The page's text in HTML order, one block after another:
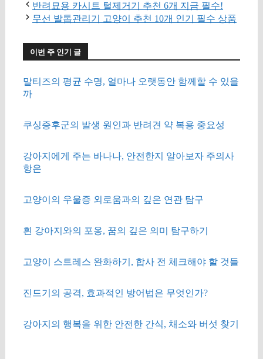
반려묘용 카시트 털제거기 추천 6개 지금 필수!
무선 발톱관리기 고양이 추천 10개 인기 필수 상품
이번 주 인기 글
말티즈의 평균 수명, 얼마나 오랫동안 함께할 수 있을
까
쿠싱증후군의 발생 원인과 반려견 약 복용 중요성
강아지에게 주는 바나나, 안전한지 알아보자 주의사
항은
고양이의 우울증 외로움과의 깊은 연관 탐구
흰 강아지와의 포옹, 꿈의 깊은 의미 탐구하기
고양이 스트레스 완화하기, 합사 전 체크해야 할 것들
진드기의 공격, 효과적인 방어법은 무엇인가?
강아지의 행복을 위한 안전한 간식, 채소와 버섯 찾기